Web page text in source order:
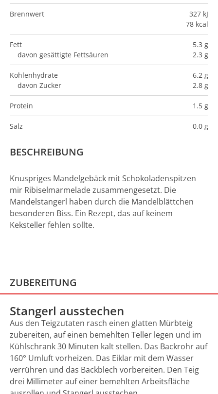
Brennwert
327 kJ
78 kcal
Fett
5.3 g
davon gesättigte Fettsäuren
2.3 g
Kohlenhydrate
6.2 g
davon Zucker
2.8 g
Protein 1.5 g
Salz 0.0 g
BESCHREIBUNG
Knuspriges Mandelgebäck mit Schokoladenspitzen
mir Ribiselmarmelade zusammengesetzt. Die
Mandelstangerl haben durch die Mandelblättchen
besonderen Biss. Ein Rezept, das auf keinem
Keksteller fehlen sollte.
ZUBEREITUNG
Stangerl ausstechen
Aus den Teigzutaten rasch einen glatten Mürbteig
zubereiten, auf einen bemehlten Teller legen und im
Kühlschrank 30 Minuten kalt stellen. Das Backrohr auf
160° Umluft vorheizen. Das Eiklar mit dem Wasser
verrühren und das Backblech vorbereiten. Den Teig
drei Millimeter auf einer bemehlten Arbeitsfläche